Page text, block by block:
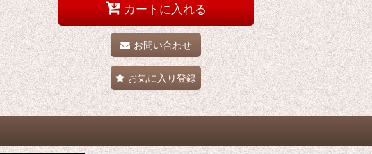
カートに入れる
お問い合わせ
お気に入り登録